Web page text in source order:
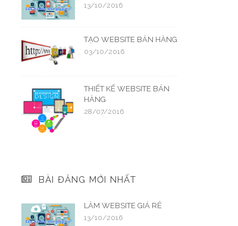
13/10/2016
TẠO WEBSITE BÁN HÀNG
03/10/2016
THIẾT KẾ WEBSITE BÁN
HÀNG
28/07/2016
BÀI ĐĂNG MỚI NHẤT
LÀM WEBSITE GIÁ RẺ
13/10/2016